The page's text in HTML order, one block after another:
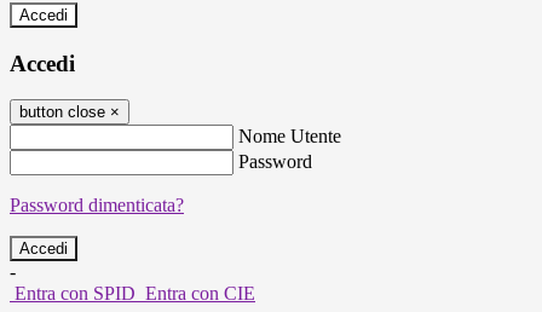
Accedi
Accedi
button close ×
Nome Utente
Password
Password dimenticata?
-
Entra con SPID Entra con CIE